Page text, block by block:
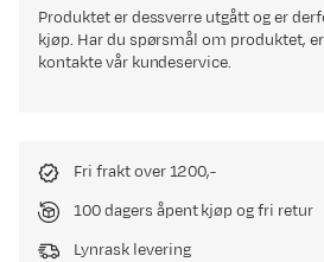
Produktet er dessverre utgått og er
kjøp. Har du spørsmål om produktet,
kontakte vår kundeservice.
Fri frakt over 1200,-
100 dagers åpent kjøp og fri retur
Lynrask levering